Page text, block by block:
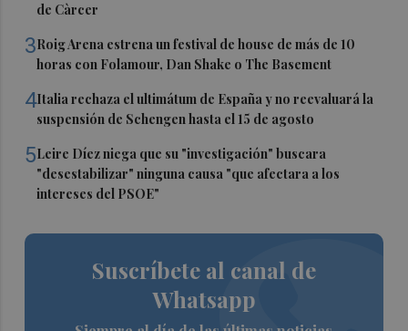
de Càrcer
3Roig Arena estrena un festival de house de más de 10
horas con Folamour, Dan Shake o The Basement
4Italia rechaza el ultimátum de España y no reevaluará la
suspensión de Schengen hasta el 15 de agosto
5Leire Díez niega que su "investigación" buscara
"desestabilizar" ninguna causa "que afectara a los
intereses del PSOE"
Suscríbete al canal de
Whatsapp